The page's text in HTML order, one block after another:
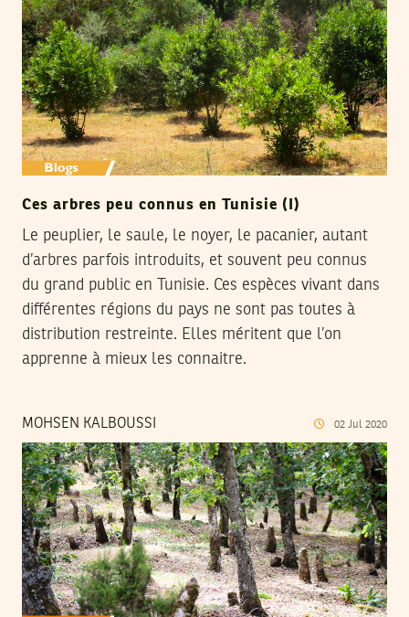
Ces arbres peu connus en Tunisie (I)
Le peuplier, le saule, le noyer, le pacanier, autant
d’arbres parfois introduits, et souvent peu connus
du grand public en Tunisie. Ces espèces vivant dans
différentes régions du pays ne sont pas toutes à
distribution restreinte. Elles méritent que l’on
apprenne à mieux les connaitre.
MOHSEN KALBOUSSI 02 Jul 2020